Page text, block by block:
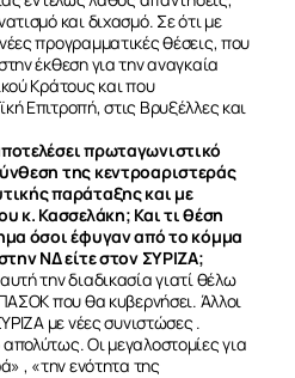
και διχασμό. Σε ότι με
προγραμματικές θέσεις, που
έκθεση για την αναγκαία
Κράτους και που
Επιτροπή, στις Βρυξέλλες και
πρωταγωνιστικό
της κεντροαριστεράς
παράταξης και με
κ. Κασσελάκη; Και τι θέση
όσοι έφυγαν από το κόμμα
ΝΔ είτε στον ΣΥΡΙΖΑ;
την διαδικασία γιατί θέλω
που θα κυβερνήσει. Άλλοι
με νέες συνιστώσες .
Οι μεγαλοστομίες για
, «την ενότητα της